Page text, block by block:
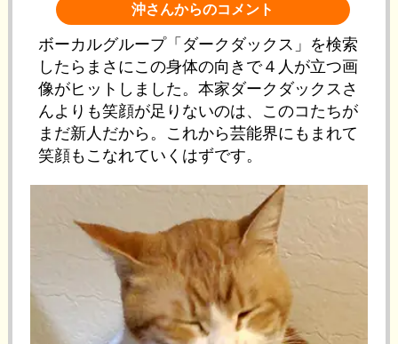
沖さんからのコメント
ボーカルグループ「ダークダックス」を検索
したらまさにこの身体の向きで４人が立つ画
像がヒットしました。本家ダークダックスさ
んよりも笑顔が足りないのは、このコたちが
まだ新人だから。これから芸能界にもまれて
笑顔もこなれていくはずです。